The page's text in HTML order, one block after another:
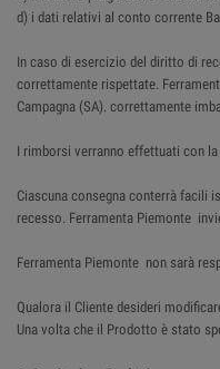
d) i dati relativi al conto corrente
In caso di esercizio del diritto di
correttamente rispettate.
Campagna (SA). correttamente
I rimborsi verranno effettuati con
Ciascuna consegna conterrà facili
recesso. Ferramenta Piemonte
Ferramenta Piemonte non sarà
Qualora il Cliente desideri
Una volta che il Prodotto è stato